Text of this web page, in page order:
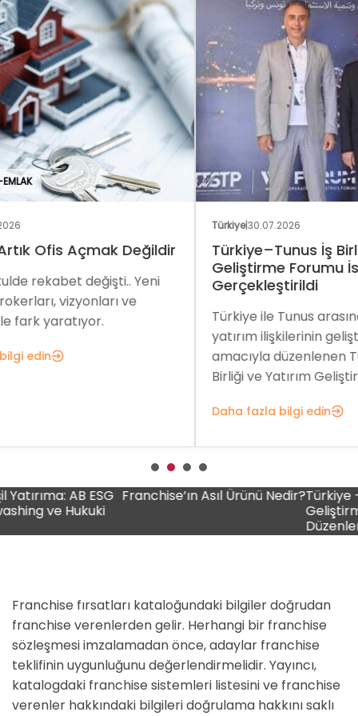
Türkiye–Tunus İş Birliği ve Yatırım
Geliştirme Forumu İstanbul’da
Gerçekleştirildi
Türkiye ile Tunus arasındaki ticaret ve
yatırım ilişkilerinin geliştirilmesi
amacıyla düzenlenen Türkiye–Tunus İş
Birliği ve Yatırım Geliştirme...
AB ESG
Hukuki
Franchise’ın Asıl Ürünü Nedir?Türkiye –
Geliştirme
Düzenlenecek
Franchise fırsatları kataloğundaki bilgiler doğrudan
franchise verenlerden gelir. Herhangi bir franchise
sözleşmesi imzalamadan önce, adaylar franchise
teklifinin uygunluğunu değerlendirmelidir. Yayıncı,
katalogdaki franchise sistemleri listesini ve franchise
verenler hakkındaki bilgileri doğrulama hakkını saklı